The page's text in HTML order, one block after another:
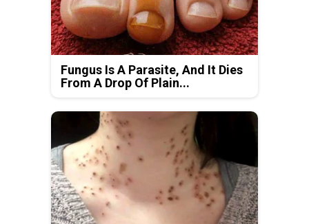
Fungus Is A Parasite, And It Dies
From A Drop Of Plain...